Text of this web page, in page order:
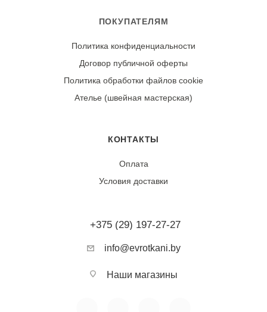
ПОКУПАТЕЛЯМ
Политика конфиденциальности
Договор публичной оферты
Политика обработки файлов cookie
Ателье (швейная мастерская)
КОНТАКТЫ
Оплата
Условия доставки
+375 (29) 197-27-27
info@evrotkani.by
Наши магазины